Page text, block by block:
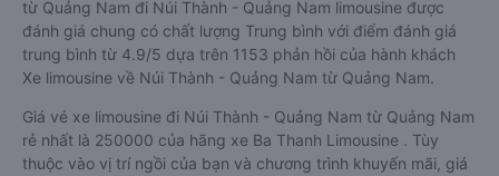
từ Quảng Nam đi Núi Thành - Quảng Nam limousine được
đánh giá chung có chất lượng Trung bình với điểm đánh giá
trung bình từ 4.9/5 dựa trên 1153 phản hồi của hành khách
Xe limousine về Núi Thành - Quảng Nam từ Quảng Nam.
Giá vé xe limousine đi Núi Thành - Quảng Nam từ Quảng Nam
rẻ nhất là 250000 của hãng xe Ba Thanh Limousine . Tùy
thuộc vào vị trí ngồi của bạn và chương trình khuyến mãi, giá